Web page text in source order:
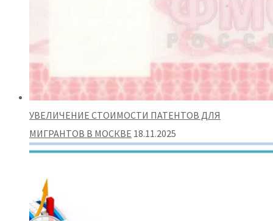
УВЕЛИЧЕНИЕ СТОИМОСТИ ПАТЕНТОВ ДЛЯ
МИГРАНТОВ В МОСКВЕ 18.11.2025